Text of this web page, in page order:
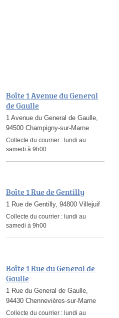
Boîte 1 Avenue du General
de Gaulle
1 Avenue du General de Gaulle,
94500 Champigny-sur-Marne
Collecte du courrier : lundi au
samedi à 9h00
Boîte 1 Rue de Gentilly
1 Rue de Gentilly, 94800 Villejuif
Collecte du courrier : lundi au
samedi à 9h00
Boîte 1 Rue du General de
Gaulle
1 Rue du General de Gaulle,
94430 Chennevières-sur-Marne
Collecte du courrier : lundi au